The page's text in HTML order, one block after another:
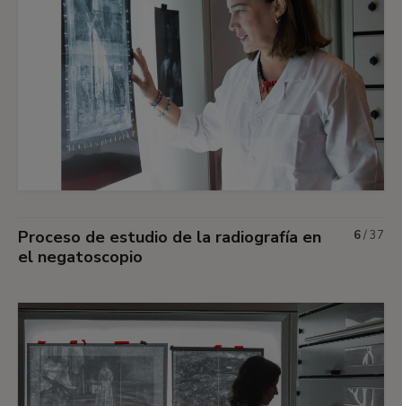
Proceso de estudio de la radiografía en
el negatoscopio
6/37